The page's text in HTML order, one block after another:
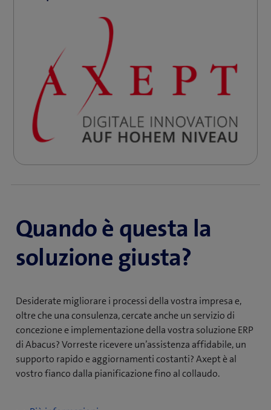
Abacus e vi accompagna attivamente nella crescita
Il valore aggiunto maggiore nasce dalla collaborazione
con un partner di digitalizzazione esperto come Axept,
in grado di aiutarvi a condurre al successo i progetti
ERP con Abacus per PMI, adottare le innovazioni
importanti per il vostro futuro e acquisire una migliore
comprensione del vostro business per mezzo dei dati
Quando è questa la
soluzione giusta?
Desiderate migliorare i processi della vostra impresa e,
oltre che una consulenza, cercate anche un servizio di
concezione e implementazione della vostra soluzione ERP
di Abacus? Vorreste ricevere un’assistenza affidabile, un
supporto rapido e aggiornamenti costanti? Axept è al
vostro fianco dalla pianificazione fino al collaudo.